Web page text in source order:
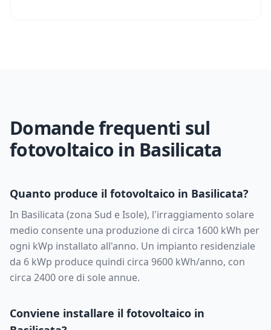
Domande frequenti sul
fotovoltaico in Basilicata
Quanto produce il fotovoltaico in Basilicata?
In Basilicata (zona Sud e Isole), l'irraggiamento solare
medio consente una produzione di circa 1600 kWh per
ogni kWp installato all'anno. Un impianto residenziale
da 6 kWp produce quindi circa 9600 kWh/anno, con
circa 2400 ore di sole annue.
Conviene installare il fotovoltaico in